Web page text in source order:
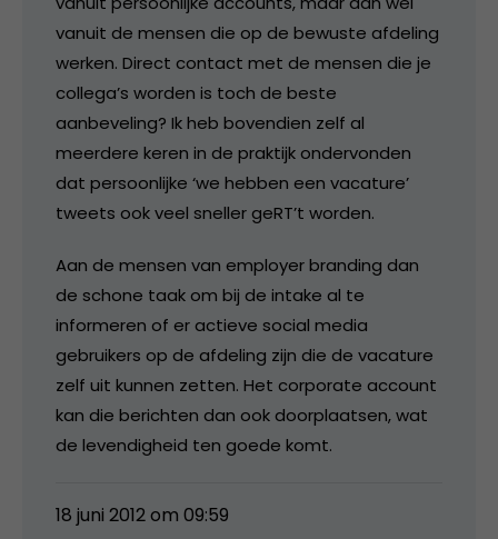
vanuit de mensen die op de bewuste afdeling
werken. Direct contact met de mensen die je
collega’s worden is toch de beste
aanbeveling? Ik heb bovendien zelf al
meerdere keren in de praktijk ondervonden
dat persoonlijke ‘we hebben een vacature’
tweets ook veel sneller geRT’t worden.
Aan de mensen van employer branding dan
de schone taak om bij de intake al te
informeren of er actieve social media
gebruikers op de afdeling zijn die de vacature
zelf uit kunnen zetten. Het corporate account
kan die berichten dan ook doorplaatsen, wat
de levendigheid ten goede komt.
18 juni 2012 om 09:59